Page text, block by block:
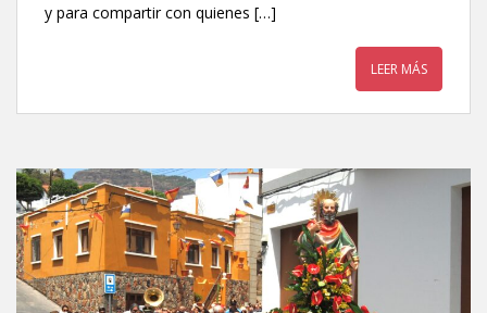
y para compartir con quienes […]
LEER MÁS